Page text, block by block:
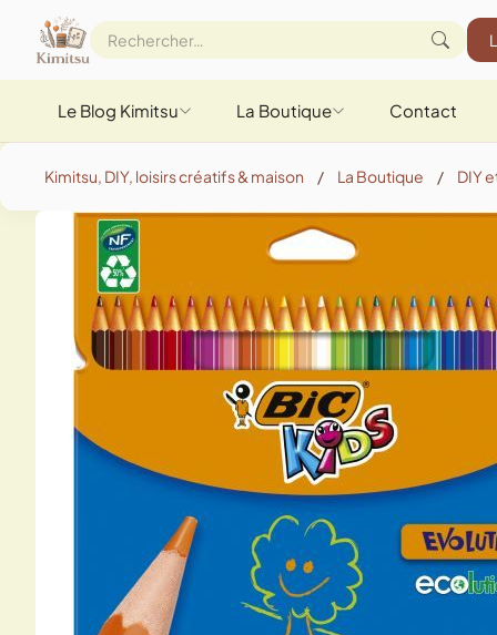
Le Blog Kimitsu La Boutique Contact
Kimitsu, DIY, loisirs créatifs & maison / La Boutique / DIY